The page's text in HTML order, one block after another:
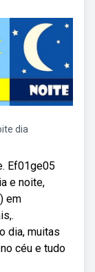
dia
Ef01ge05
e noite,
em
dia, muitas
céu e tudo